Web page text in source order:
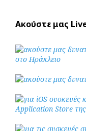
Ακούστε μας